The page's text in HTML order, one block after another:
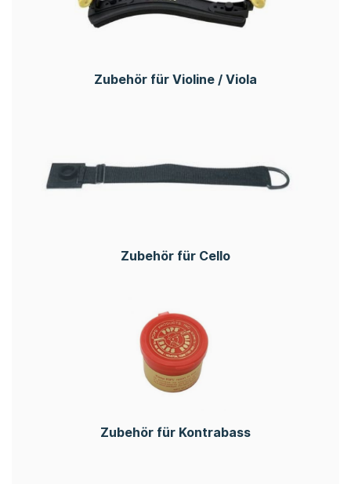
Zubehör für Violine / Viola
Zubehör für Cello
Zubehör für Kontrabass